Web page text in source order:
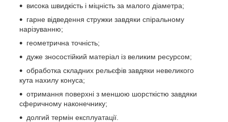
висока швидкість і міцність за малого діаметра;
гарне відведення стружки завдяки спіральному
нарізуванню;
геометрична точність;
дуже зносостійкий матеріал із великим ресурсом;
обработка складних рельєфів завдяки невеликого
кута нахилу конуса;
отримання поверхні з меншою шорсткістю завдяки
сферичному наконечнику;
долгий термін експлуатації.